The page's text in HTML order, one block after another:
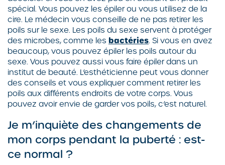
spécial. Vous pouvez les épiler ou vous utilisez de la
cire. Le médecin vous conseille de ne pas retirer les
poils sur le sexe. Les poils du sexe servent à protéger
des microbes, comme les bactéries. Si vous en avez
beaucoup, vous pouvez épiler les poils autour du
sexe. Vous pouvez aussi vous faire épiler dans un
institut de beauté. L’esthéticienne peut vous donner
des conseils et vous expliquer comment retirer les
poils aux différents endroits de votre corps. Vous
pouvez avoir envie de garder vos poils, c’est naturel.
Je m’inquiète des changements de
mon corps pendant la puberté : est-
ce normal ?